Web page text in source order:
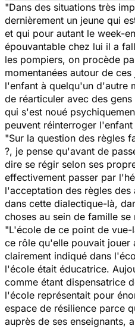
"Dans des situations très
dernièrement un jeune qui
et qui pour autant le week-
épouvantable chez lui il a
les pompiers, on procède
momentanées autour de
l'enfant à quelqu'un d'autre
de réarticuler avec des
qui s'est noué
peuvent réinterroger
"Sur la question des règles
?, je pense qu'avant de
dire se régir selon ses
effectivement passer par
l'acceptation des règles
dans cette dialectique-là,
choses au sein de famille
"L'école de ce point de
ce rôle qu'elle pouvait jouer
clairement indiqué dans
l'école était éducatrice.
comme étant dispensatrice
l'école représentait pour
espace de résilience parce
auprès de ses enseignants,